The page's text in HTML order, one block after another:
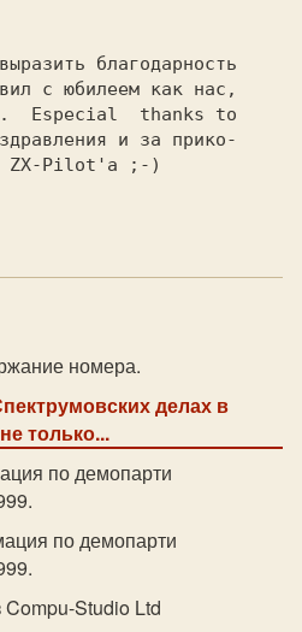
с юбилеем как нас,
Especial  thanks to
и за прико-
ZX-Pilot'а ;-)
номера.
делах в
только...
по демопарти
по демопарти
Compu-Studio Ltd